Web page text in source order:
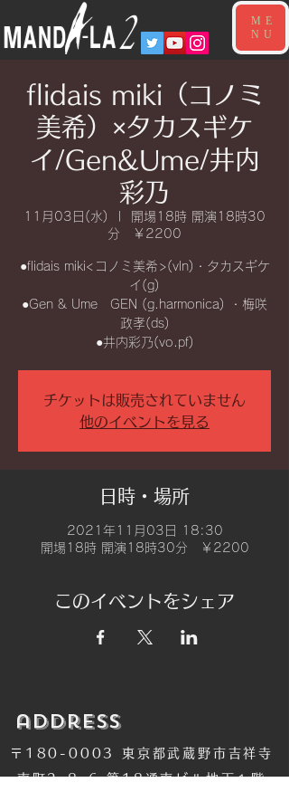
ME
NU
flidais miki（コノミ
美希）×タカスギケ
イ/Gen&Ume/井内
彩乃
11月03日(水)
開場18時 開演18時30
分 ￥2200
●flidais miki<コノミ美希>(vln)・タカスギケ
イ(g)
●Gen & Ume GEN (g.harmonica) ・梅咲
政孝(ds)
●井内彩乃(vo.pf)
チケットは販売されていません
他のイベントを見る
日時・場所
2021年11月03日 18:30
開場18時 開演18時30分 ￥2200
このイベントをシェア
​address
〒180-0003 東京都武蔵野市吉祥寺
南町2-8-6 第18通南ビル地下１階